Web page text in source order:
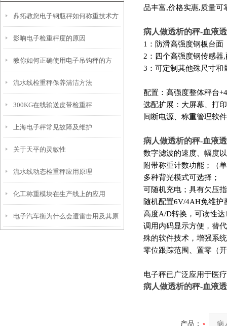
鼎拓教您电子钢瓶秤如何称重技术方
案
影响电子检重秤度的原因
教你如何正确使用电子吊钩秤的方
法？
流水线检重秤保养清洁方法
300KG在线输送皮带检重秤
上海电子秤常见故障及维护
关于天平的灵敏性
流水线动态检重秤应用原理
化工称重模块在生产线上的应用
电子汽车衡为什么会遭雷击用及其原
品丰富,价格实惠,质量可
病人做透析的秤-血液
1：防滑高强度钢板台面
2：四个高强度钢传感器
3：可定制其他殊尺寸和
配置：高强度整体秤台
选配扩展：大屏幕、打
间断电源、称重管理软件
病人做透析的秤-血液
数字滤波的速度、幅度
附带称重计数功能；（
多种背光模式可选择；
可随机充电；具有欠压
随机配置6V/4AH免维护
高度A/D转换，可读性
调用内码显示方便，替
殊的软件技术，增强系
零位跟踪范围、置零（
电子秤已广泛应用于医
病人做透析的秤-血液
产品：